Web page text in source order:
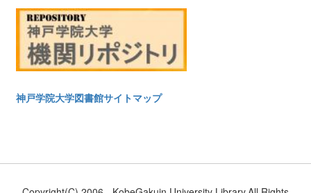
神戸学院大学図書館サイトマップ